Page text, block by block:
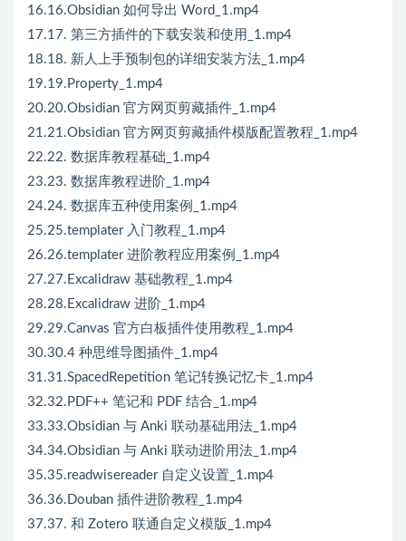
16.16.Obsidian 如何导出 Word_1.mp4
17.17. 第三方插件的下载安装和使用_1.mp4
18.18. 新人上手预制包的详细安装方法_1.mp4
19.19.Property_1.mp4
20.20.Obsidian 官方网页剪藏插件_1.mp4
21.21.Obsidian 官方网页剪藏插件模版配置教程_1.mp4
22.22. 数据库教程基础_1.mp4
23.23. 数据库教程进阶_1.mp4
24.24. 数据库五种使用案例_1.mp4
25.25.templater 入门教程_1.mp4
26.26.templater 进阶教程应用案例_1.mp4
27.27.Excalidraw 基础教程_1.mp4
28.28.Excalidraw 进阶_1.mp4
29.29.Canvas 官方白板插件使用教程_1.mp4
30.30.4 种思维导图插件_1.mp4
31.31.SpacedRepetition 笔记转换记忆卡_1.mp4
32.32.PDF++ 笔记和 PDF 结合_1.mp4
33.33.Obsidian 与 Anki 联动基础用法_1.mp4
34.34.Obsidian 与 Anki 联动进阶用法_1.mp4
35.35.readwisereader 自定义设置_1.mp4
36.36.Douban 插件进阶教程_1.mp4
37.37. 和 Zotero 联通自定义模版_1.mp4